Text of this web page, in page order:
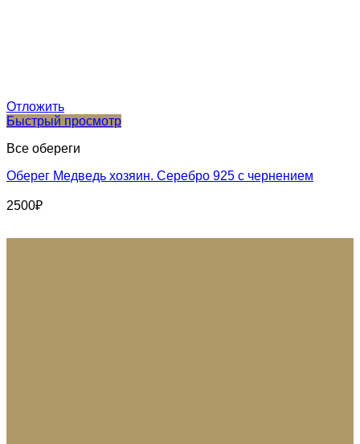
Отложить
Быстрый просмотр
Все обереги
Оберег Медведь хозяин. Серебро 925 с чернением
2500₽